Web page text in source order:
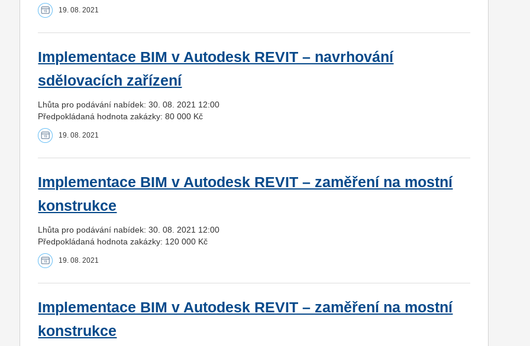
19. 08. 2021
Implementace BIM v Autodesk REVIT – navrhování
sdělovacích zařízení
Lhůta pro podávání nabídek: 30. 08. 2021 12:00
Předpokládaná hodnota zakázky: 80 000 Kč
19. 08. 2021
Implementace BIM v Autodesk REVIT – zaměření na mostní
konstrukce
Lhůta pro podávání nabídek: 30. 08. 2021 12:00
Předpokládaná hodnota zakázky: 120 000 Kč
19. 08. 2021
Implementace BIM v Autodesk REVIT – zaměření na mostní
konstrukce